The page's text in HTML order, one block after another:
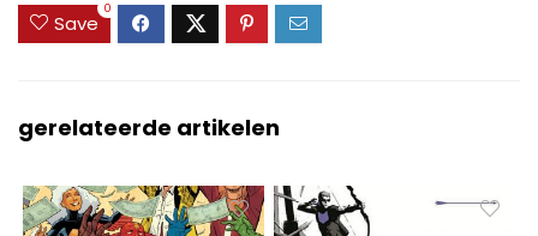
Save
0
gerelateerde artikelen